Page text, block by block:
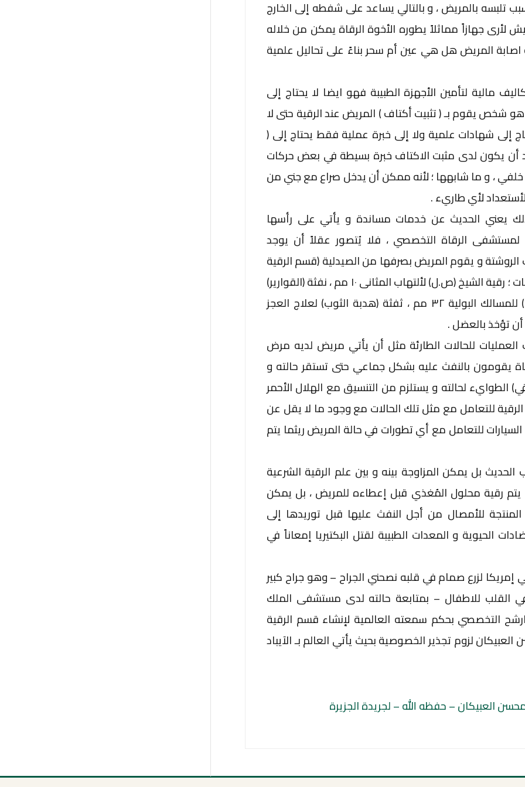
تلبسه بالمريض ، و بالتالي يساعد على شفطه إلى الخارج
جهازاً مماثلاً يطوره الأخوة الرقاة يمكن من خلاله
المريض هل هي عين أم سحر بناءً على تحاليل علمية
مالية لتأمين الأجهزة الطبيبة فهو ايضا لا يحتاج إلى
شخص يقوم بـ ( تثبيت أكتاف ) المريض عند الرقية حتى لا
إلى شهادات علمية ولا إلى خبرة عملية فقط يحتاج إلى (
أن يكون لدى مثبت الاكتاف خبرة بسيطة في بعض حركات
، و ما شابهها ؛ لأنه ممكن أن يدخل صراع مع جني من
لأي طاريء .
يعني الحديث عن خدمات مساندة و يأتي على رأسها
لمستشفى الرقاة التخصصي ، فلا يُتصور عقلاً أن يوجد
و يقوم المريض بصرفها من الصيدلية (قسم الرقية
الشرعية ) فتجد على أرفف تلك الصيدليات ؛ رقية الشيخ (ص.ل) لألتهاب المثانى ١٠ مم ، نفثة (القوارير)
لإلتهابات اسفل الرحم ، رقية ( سالك ) للمسالك البولية ٣٢ مم ، ثفثة (هدبة الثوب) لعلاج العجز
تؤخذ بالعضل .
للحالات الطارئة مثل أن يأتي مريض لديه مرض
يقومون بالنفث عليه بشكل جماعي حتى تستقر حالته و
الطوايء لحالته و يستلزم من التنسيق مع الهلال الأحمر
للتعامل مع مثل تلك الحالات مع وجود ما لا يقل عن
للتعامل مع أي تطورات في حالة المريض ريثما يتم
بل يمكن المزاوجة بينه و بين علم الرقية الشرعية
يتم رقية محلول المُغذي قبل إعطاءه للمريض ، بل يمكن
للأمصال من أجل النفث عليها قبل توريدها إلى
الحيوية و المعدات الطبيبة لقتل البكتيريا إمعاناً في
إمريكا لزرع صمام في قلبه نصحني الجراح – وهو جراح كبير
في القلب للاطفال – بمتابعة حالته لدى مستشفى الملك
التخصصي بحكم سمعته العالمية لإنشاء قسم الرقية
لزوم تجذير الخصوصية بحيث يأتي العالم بـ الآيباد
العبيكان – حفظه الله – لجريدة الجزيرة